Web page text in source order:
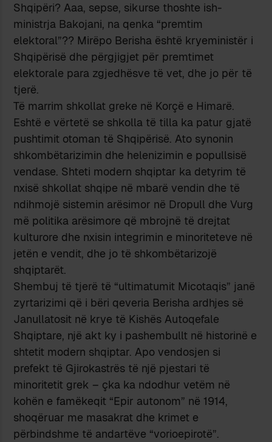
Shqipëri? Aaa, sepse, sikurse thoshte ish-
ministrja Bakojani, na qenka “premtim
elektoral”?? Mirëpo Berisha është kryeministër i
Shqipërisë dhe përgjigjet për premtimet
elektorale para zgjedhësve të vet, dhe jo për të
tjerë.
Të marrim shkollat greke në Korçë e Himarë.
Eshtë e vërtetë se shkolla të tilla ka patur gjatë
pushtimit otoman të Shqipërisë. Ato synonin
shkombëtarizimin dhe helenizimin e popullsisë
vendase. Shteti modern shqiptar ka detyrim të
nxisë shkollat shqipe në mbarë vendin dhe të
ndihmojë sistemin arësimor në Dropull dhe Vurg
më politika arësimore që mbrojnë të drejtat
kulturore dhe nxisin integrimin e minoriteteve në
jetën e vendit, dhe jo të shkombëtarizojë
shqiptarët.
Shembuj të tjerë të “ultimatumit Micotaqis” janë
zyrtarizimi që i bëri qeveria Berisha ardhjes së
Janullatosit në krye të Kishës Autoqefale
Shqiptare, një akt ky i pashembullt në historinë e
shtetit modern shqiptar. Apo vendosjen si
prefekt të Gjirokastrës të një pjestari të
minoritetit grek – çka ka ndodhur vetëm në
kohën e famëkeqit “Epir autonom” në 1914,
shoqëruar me masakrat dhe krimet e
përbindshme të andartëve “vorioepirotë”.